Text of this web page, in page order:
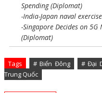
Spending (Diplomat)
-India-Japan naval
-Singapore Decides on
(Diplomat)
Tags # Biển Đông # Đại
Trung Quốc